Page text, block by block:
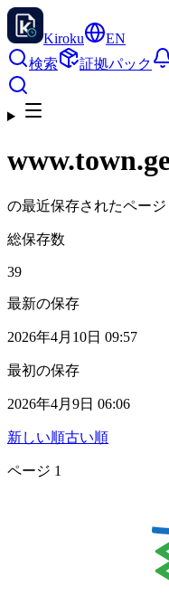
Kiroku
EN
検索
証拠パック
の最近保存されたページ
総保存数
39
最新の保存
2026年4月10日 09:57
最初の保存
2026年4月9日 06:06
新しい順古い順
ページ 1